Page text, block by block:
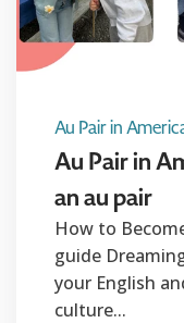
Au Pair in
Au Pair in
an au pair
How to
guide
your English
culture...